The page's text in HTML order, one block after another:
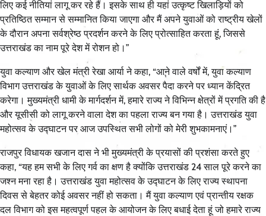
लिए कई नीतियां लागू कर रहे हैं। इसके साथ ही यहां उत्कृष्ट खिलाड़ियों को
प्रतिष्ठित सम्मान से सम्मानित किया जाएगा और मैं अपने युवाओं को राष्ट्रीय खेलों
के दौरान अपना सर्वश्रेष्ठ प्रदर्शन करने के लिए प्रोत्साहित करता हूं, जिससे
उत्तराखंड का नाम पूरे देश में रोशन हो।”
युवा कल्याण और खेल मंत्री रेखा आर्या ने कहा, “आने वाले वर्षों में, युवा कल्याण
विभाग उत्तराखंड के युवाओं के लिए सार्थक अवसर पैदा करने पर ध्यान केंद्रित
करेगा। मुख्यमंत्री धामी के मार्गदर्शन में, हमारे राज्य ने विभिन्न क्षेत्रों में प्रगति की है
और यूसीसी को लागू करने वाला देश का पहला राज्य बन गया है। उत्तराखंड युवा
महोत्सव के उद्घाटन पर आज उपस्थित सभी लोगों को मेरी शुभकामनाएं।”
राजपुर विधायक खजान दास ने भी मुख्यमंत्री के प्रयासों की प्रशंसा करते हुए
कहा, “यह हम सभी के लिए गर्व का क्षण है क्योंकि उत्तराखंड 24 साल पूरे करने का
जश्न मना रहा है। उत्तराखंड युवा महोत्सव के उद्घाटन के लिए राज्य स्थापना
दिवस से बेहतर कोई अवसर नहीं हो सकता। मैं युवा कल्याण एवं प्रान्तीय रक्षक
दल विभाग को इस महत्वपूर्ण पहल के आयोजन के लिए बधाई देता हूं जो हमारे राज्य